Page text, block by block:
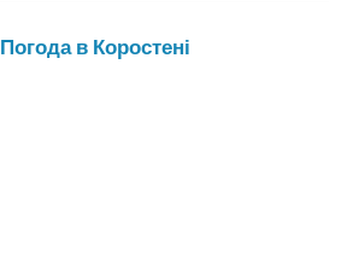
Погода в Коростені